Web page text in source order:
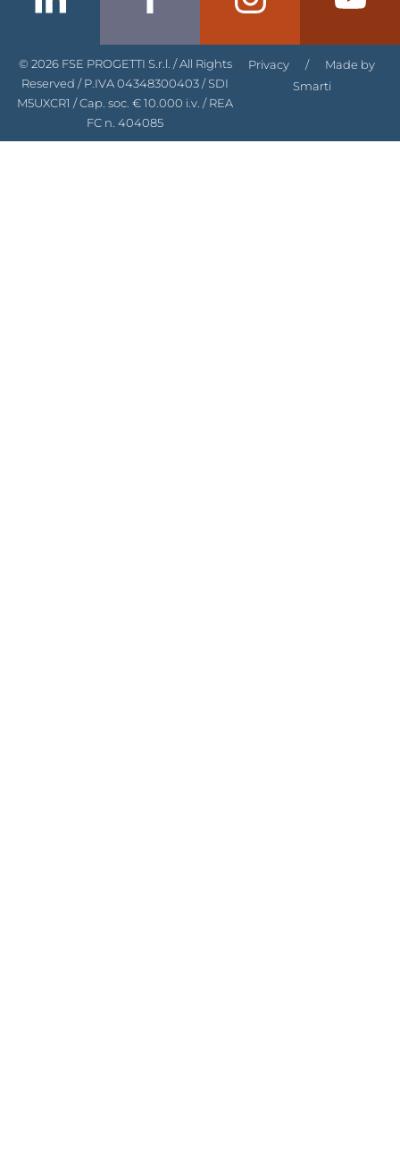
© 2026 FSE PROGETTI S.r.l. / All Rights
Reserved / P.IVA 04348300403 / SDI
M5UXCR1 / Cap. soc. € 10.000 i.v. / REA
FC n. 404085
Privacy / Made by
Smarti